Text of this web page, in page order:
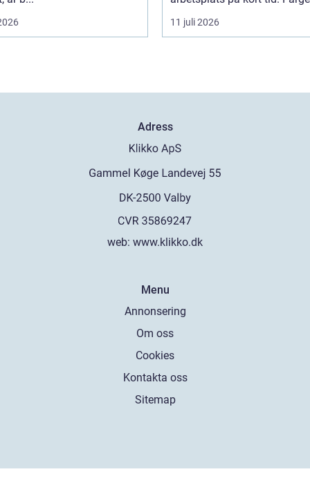
11 juli 2026
Adress
web: www.klikko.dk
Menu
Annonsering
Om oss
Cookies
Kontakta oss
Sitemap